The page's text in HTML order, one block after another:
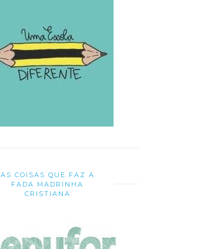
AS COISAS QUE FAZ A
FADA MADRINHA
CRISTIANA